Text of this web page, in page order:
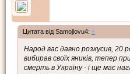
Цитата від Samojlovu4: ↑
Народ вас давно розкусив, 20
вибирав своїх яників, тепер
смерть в Україну - і ще має